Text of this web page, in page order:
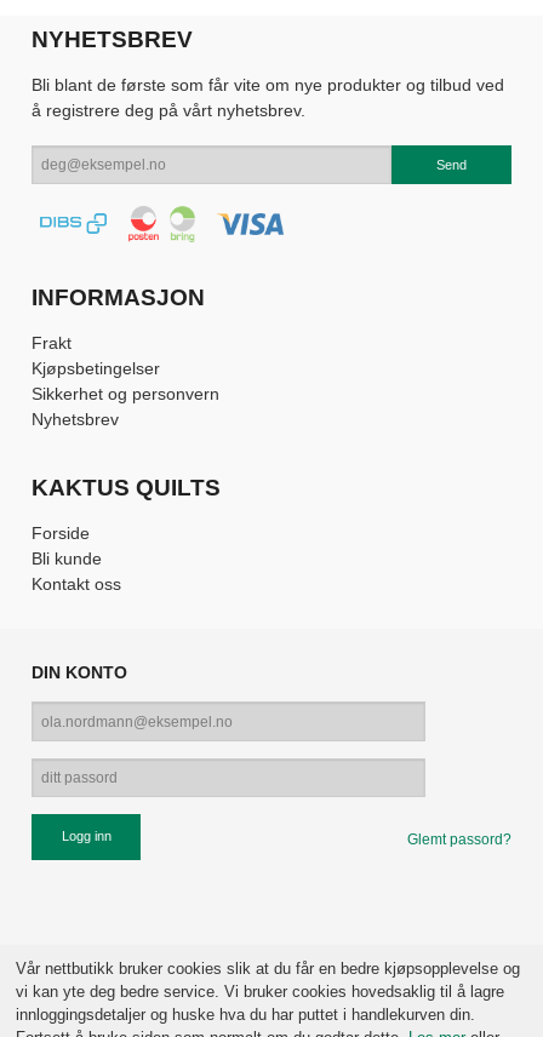
NYHETSBREV
Bli blant de første som får vite om nye produkter og tilbud ved
å registrere deg på vårt nyhetsbrev.
INFORMASJON
Frakt
Kjøpsbetingelser
Sikkerhet og personvern
Nyhetsbrev
KAKTUS QUILTS
Forside
Bli kunde
Kontakt oss
DIN KONTO
Glemt passord?
Vår nettbutikk bruker cookies slik at du får en bedre kjøpsopplevelse og
vi kan yte deg bedre service. Vi bruker cookies hovedsaklig til å lagre
innloggingsdetaljer og huske hva du har puttet i handlekurven din.